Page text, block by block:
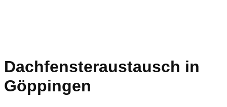
Dachfensteraustausch in
Göppingen